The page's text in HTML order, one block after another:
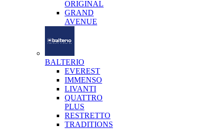
ORIGINAL
GRAND
AVENUE
BALTERIO
EVEREST
IMMENSO
LIVANTI
QUATTRO
PLUS
RESTRETTO
TRADITIONS